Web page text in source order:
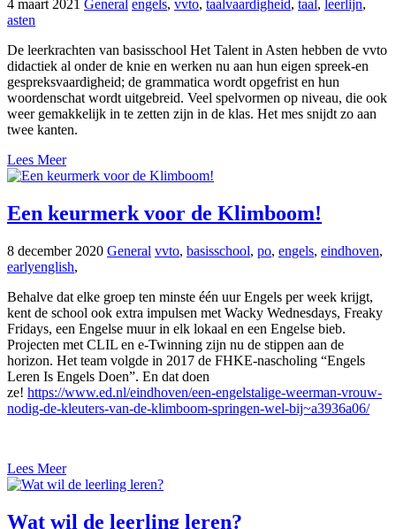
4 maart 2021 General engels, vvto, taalvaardigheid, taal, leerlijn,
asten
De leerkrachten van basisschool Het Talent in Asten hebben de vvto
didactiek al onder de knie en werken nu aan hun eigen spreek-en
gespreksvaardigheid; de grammatica wordt opgefrist en hun
woordenschat wordt uitgebreid. Veel spelvormen op niveau, die ook
weer gemakkelijk in te zetten zijn in de klas. Het mes snijdt zo aan
twee kanten.
Lees Meer
Een keurmerk voor de Klimboom!
8 december 2020 General vvto, basisschool, po, engels, eindhoven,
earlyenglish,
Behalve dat elke groep ten minste één uur Engels per week krijgt,
kent de school ook extra impulsen met Wacky Wednesdays, Freaky
Fridays, een Engelse muur in elk lokaal en een Engelse bieb.
Projecten met CLIL en e-Twinning zijn nu de stippen aan de
horizon. Het team volgde in 2017 de FHKE-nascholing “Engels
Leren Is Engels Doen”. En dat doen
ze! https://www.ed.nl/eindhoven/een-engelstalige-weerman-vrouw-
nodig-de-kleuters-van-de-klimboom-springen-wel-bij~a3936a06/
Lees Meer
Wat wil de leerling leren?